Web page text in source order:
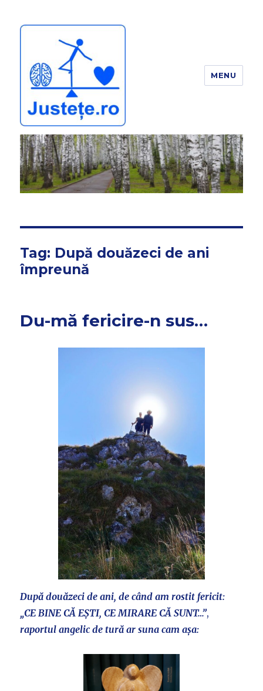
JUSTEȚE
MENU
Tag: După douăzeci de ani
împreună
Du-mă fericire-n sus…
După douăzeci de ani, de când am rostit fericit:
„CE BINE CĂ EȘTI, CE MIRARE CĂ SUNT…”,
raportul angelic de tură ar suna cam așa: